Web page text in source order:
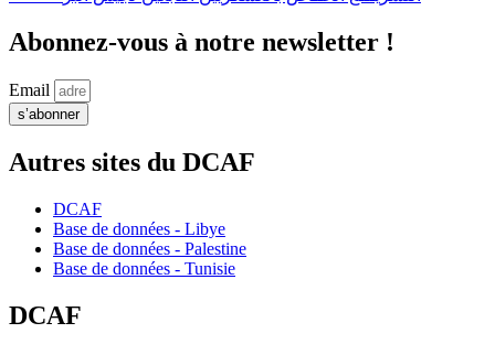
Abonnez-vous à notre newsletter !
Email
s’abonner
Autres sites du DCAF
DCAF
Base de données - Libye
Base de données - Palestine
Base de données - Tunisie
DCAF